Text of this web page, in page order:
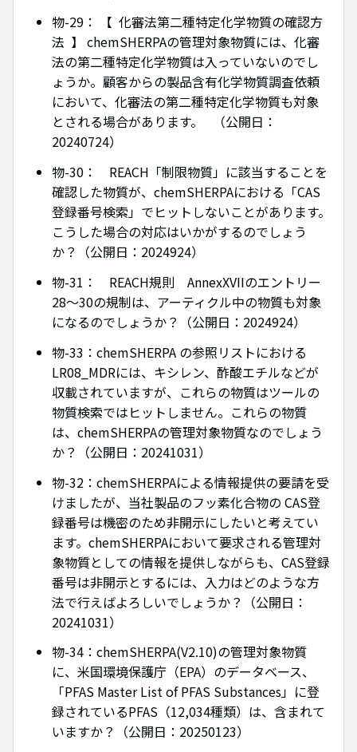
物-29： 【 化審法第二種特定化学物質の確認方
法 】 chemSHERPAの管理対象物質には、化審
法の第二種特定化学物質は入っていないのでし
ょうか。顧客からの製品含有化学物質調査依頼
において、化審法の第二種特定化学物質も対象
とされる場合があります。 （公開日：
20240724）
物-30： REACH「制限物質」に該当することを
確認した物質が、chemSHERPAにおける「CAS
登録番号検索」でヒットしないことがあります。
こうした場合の対応はいかがするのでしょう
か？（公開日：2024924）
物-31： REACH規則 AnnexXVIIのエントリー
28～30の規制は、アーティクル中の物質も対象
になるのでしょうか？（公開日：2024924）
物-33：chemSHERPA の参照リストにおける
LR08_MDRには、キシレン、酢酸エチルなどが
収載されていますが、これらの物質はツールの
物質検索ではヒットしません。これらの物質
は、chemSHERPAの管理対象物質なのでしょう
か？（公開日：20241031）
物-32：chemSHERPAによる情報提供の要請を受
けましたが、当社製品のフッ素化合物の CAS登
録番号は機密のため非開示にしたいと考えてい
ます。chemSHERPAにおいて要求される管理対
象物質としての情報を提供しながらも、CAS登録
番号は非開示とするには、入力はどのような方
法で行えばよろしいでしょうか？（公開日：
20241031）
物-34：chemSHERPA(V2.10)の管理対象物質
に、米国環境保護庁（EPA）のデータベース、
「PFAS Master List of PFAS Substances」に登
録されているPFAS（12,034種類）は、含まれて
いますか？（公開日：20250123）